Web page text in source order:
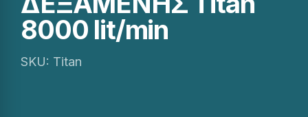
8000 lit/min
SKU: Titan